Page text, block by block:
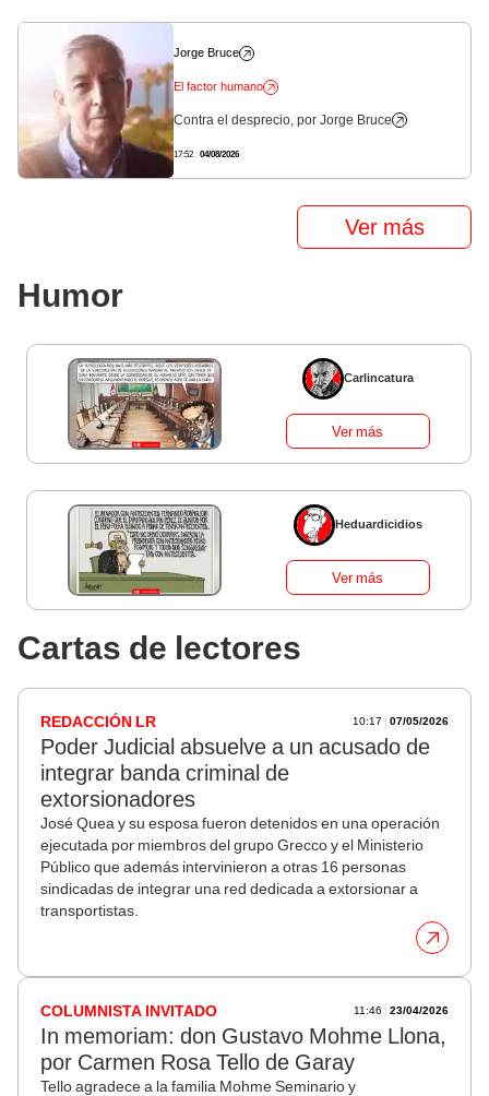
Jorge Bruce
El factor humano
Contra el desprecio, por Jorge Bruce
17:52 04/08/2026
Ver más
Humor
Carlincatura
Ver más
Heduardicidios
Ver más
Cartas de lectores
REDACCIÓN LR 10:17 |07/05/2026
Poder Judicial absuelve a un acusado de
integrar banda criminal de
extorsionadores
José Quea y su esposa fueron detenidos en una operación
ejecutada por miembros del grupo Grecco y el Ministerio
Público que además intervinieron a otras 16 personas
sindicadas de integrar una red dedicada a extorsionar a
transportistas.
COLUMNISTA INVITADO 11:46 |23/04/2026
In memoriam: don Gustavo Mohme Llona,
por Carmen Rosa Tello de Garay
Tello agradece a la familia Mohme Seminario y